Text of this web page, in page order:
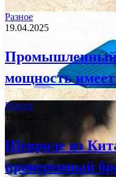
Разное
19.04.2025
Промышленный
мощность
Разное
19.04.2025
Шевроле из
проверенный